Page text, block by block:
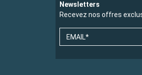
Newsletters
Recevez nos offres
EMAIL*